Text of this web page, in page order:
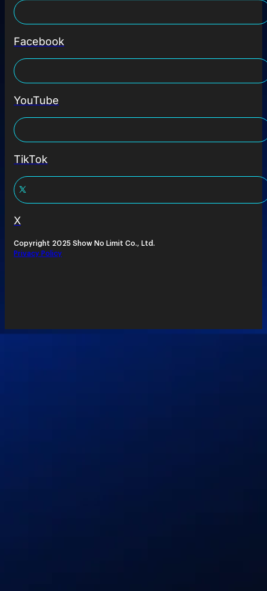
Facebook
YouTube
TikTok
X
Copyright 2025 Show No Limit Co., Ltd.
Privacy Policy